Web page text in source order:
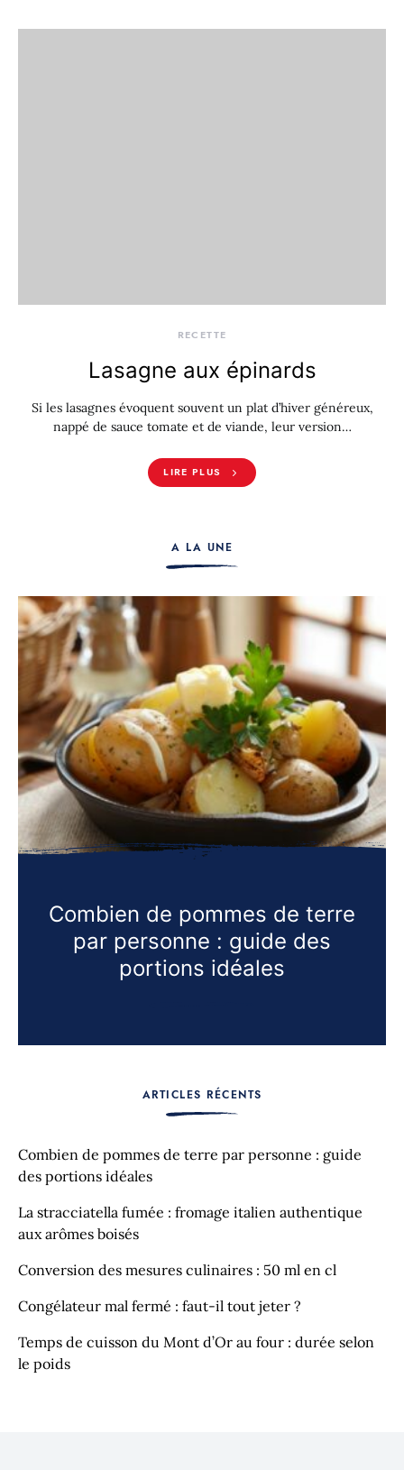
RECETTE
Lasagne aux épinards
Si les lasagnes évoquent souvent un plat d’hiver généreux,
nappé de sauce tomate et de viande, leur version…
LIRE PLUS
A LA UNE
Combien de pommes de terre
par personne : guide des
portions idéales
ARTICLES RÉCENTS
Combien de pommes de terre par personne : guide
des portions idéales
La stracciatella fumée : fromage italien authentique
aux arômes boisés
Conversion des mesures culinaires : 50 ml en cl
Congélateur mal fermé : faut-il tout jeter ?
Temps de cuisson du Mont d’Or au four : durée selon
le poids